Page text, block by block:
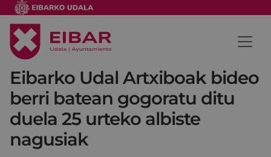
Eibarko Udal Artxiboak bideo
berri batean gogoratu ditu
duela 25 urteko albiste
nagusiak